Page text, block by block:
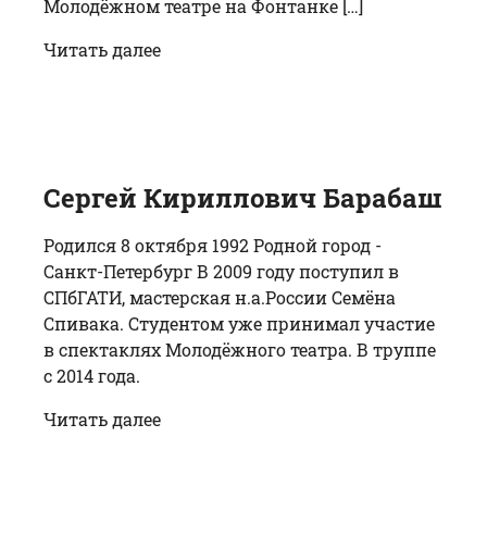
Молодёжном театре на Фонтанке […]
Читать далее
Сергей Кириллович Барабаш
Родился 8 октября 1992 Родной город -
Санкт-Петербург В 2009 году поступил в
СПбГАТИ, мастерская н.а.России Семёна
Спивака. Студентом уже принимал участие
в спектаклях Молодёжного театра. В труппе
с 2014 года.
Читать далее